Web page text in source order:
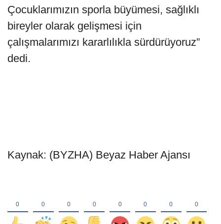
Çocuklarımızın sporla büyümesi, sağlıklı
bireyler olarak gelişmesi için
çalışmalarımızı kararlılıkla sürdürüyoruz”
dedi.
Kaynak: (BYZHA) Beyaz Haber Ajansı